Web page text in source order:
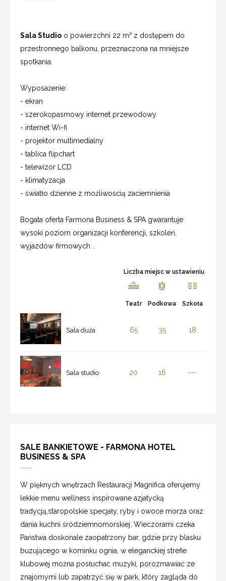
Sala Studio o powierzchni 22 m² z dostępem do
przestronnego balkonu, przeznaczona na mniejsze
spotkania.
Wyposażenie:
- ekran
- szerokopasmowy internet przewodowy
- internet Wi-fi
- projektor multimedialny
- tablica flipchart
- telewizor LCD
- klimatyzacja
- światło dzienne z możliwością zaciemnienia
Bogata oferta Farmona Business & SPA gwarantuje
wysoki poziom organizacji konferencji, szkoleń,
wyjazdów firmowych .
Liczba miejsc w ustawieniu
Teatr Podkowa Szkoła
Sala duża 65 35 18
Sala studio 20 16 ---
SALE BANKIETOWE - FARMONA HOTEL
BUSINESS & SPA
W pięknych wnętrzach Restauracji Magnifica oferujemy
lekkie menu wellness inspirowane azjatycką
tradycją,staropolskie specjały, ryby i owoce morza oraz
dania kuchni śródziemnomorskiej. Wieczorami czeka
Państwa doskonale zaopatrzony bar, gdzie przy blasku
buzującego w kominku ognia, w eleganckiej strefie
klubowej można posłuchać muzyki, porozmawiać ze
znajomymi lub zapatrzyć się w park, który zagląda do